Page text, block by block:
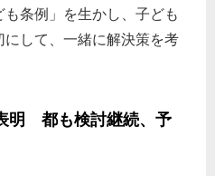
条例」を生かし、子ども
して、一緒に解決策を考
明 都も検討継続、予